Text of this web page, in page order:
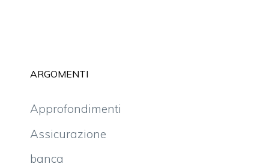
ARGOMENTI
Approfondimenti
Assicurazione
banca